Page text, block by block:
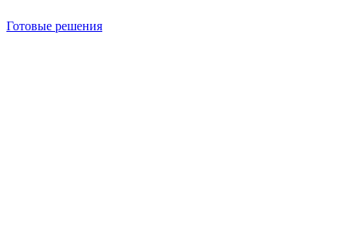
Готовые решения